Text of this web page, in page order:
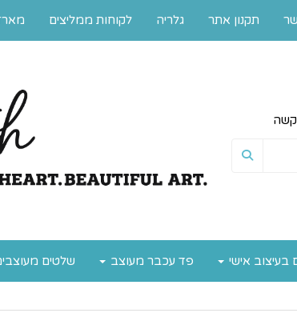
בעיצוב אישי פד עכבר מעוצב שלטים
תקנון אתר גלריה לקוחות ממליצים